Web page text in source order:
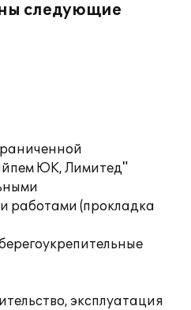
следующие
ЮК, Лимитед"
работами (прокладка
эксплуатация